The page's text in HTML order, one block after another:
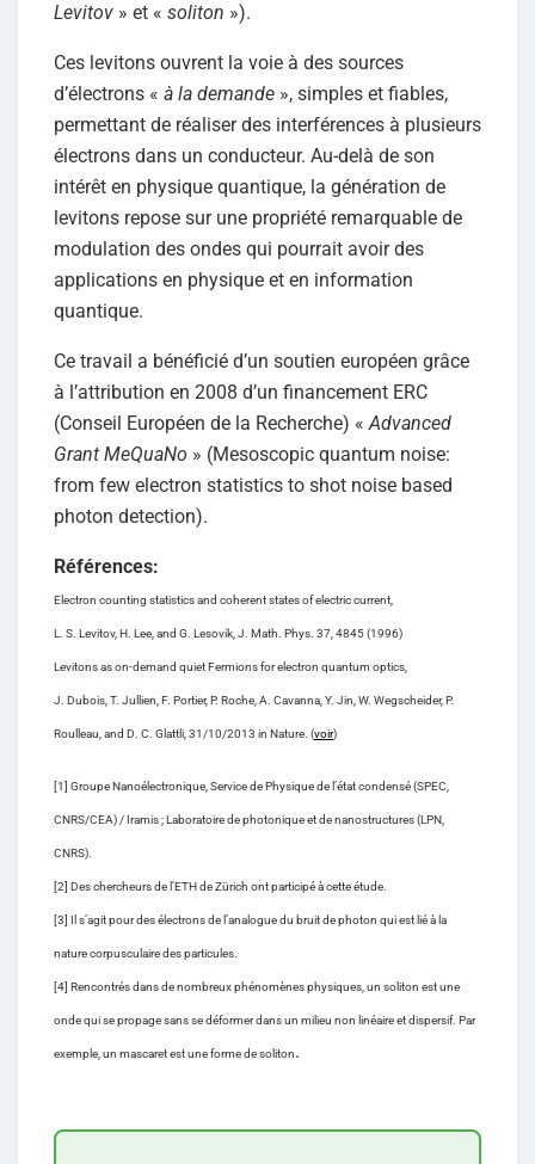
Levitov » et « soliton »).
Ces levitons ouvrent la voie à des sources
d’électrons « à la demande », simples et fiables,
permettant de réaliser des interférences à plusieurs
électrons dans un conducteur. Au-delà de son
intérêt en physique quantique, la génération de
levitons repose sur une propriété remarquable de
modulation des ondes qui pourrait avoir des
applications en physique et en information
quantique.
Ce travail a bénéficié d’un soutien européen grâce
à l’attribution en 2008 d’un financement ERC
(Conseil Européen de la Recherche) « Advanced
Grant MeQuaNo » (Mesoscopic quantum noise:
from few electron statistics to shot noise based
photon detection).
Références:
Electron counting statistics and coherent states of electric current,
L. S. Levitov, H. Lee, and G. Lesovik, J. Math. Phys. 37, 4845 (1996)
Levitons as on-demand quiet Fermions for electron quantum optics,
J. Dubois, T. Jullien, F. Portier, P. Roche, A. Cavanna, Y. Jin, W. Wegscheider, P.
Roulleau, and D. C. Glattli, 31/10/2013 in Nature. (voir)
[1] Groupe Nanoélectronique, Service de Physique de l’état condensé (SPEC,
CNRS/CEA) / Iramis ; Laboratoire de photonique et de nanostructures (LPN,
CNRS).
[2] Des chercheurs de l’ETH de Zürich ont participé à cette étude.
[3] Il s’agit pour des électrons de l’analogue du bruit de photon qui est lié à la
nature corpusculaire des particules.
[4] Rencontrés dans de nombreux phénomènes physiques, un soliton est une
onde qui se propage sans se déformer dans un milieu non linéaire et dispersif. Par
exemple, un mascaret est une forme de soliton.